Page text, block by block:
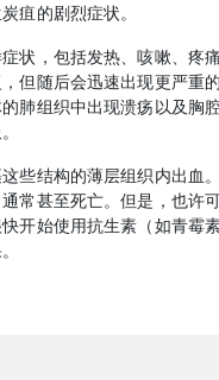
疽的剧烈症状。
状，包括发热、咳嗽、疼
但随后会迅速出现更严重
肺组织中出现溃疡以及胸
些结构的薄层组织内出血
常甚至死亡。但是，也许
开始使用抗生素（如青霉